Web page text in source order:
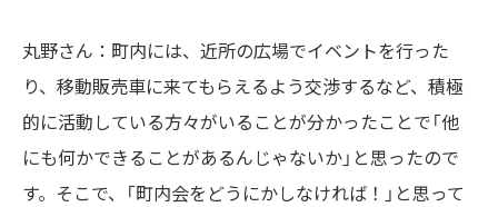
丸野さん：町内には、近所の広場でイベントを行った
り、移動販売車に来てもらえるよう交渉するなど、積極
的に活動している方々がいることが分かったことで「他
にも何かできることがあるんじゃないか」と思ったので
す。そこで、「町内会をどうにかしなければ！」と思って